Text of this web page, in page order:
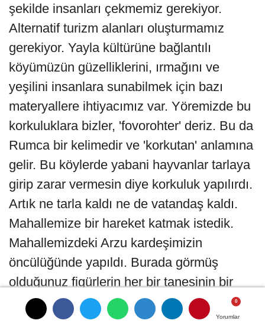
Yorumlar
Yorumlar
Yorumlar
şekilde insanları çekmemiz gerekiyor.
Alternatif turizm alanları oluşturmamız
gerekiyor. Yayla kültürüne bağlantılı
köyümüzün güzelliklerini, ırmağını ve
yeşilini insanlara sunabilmek için bazı
materyallere ihtiyacımız var. Yöremizde bu
korkuluklara bizler, 'fovorohter' deriz. Bu da
Rumca bir kelimedir ve 'korkutan' anlamına
gelir. Bu köylerde yabani hayvanlar tarlaya
girip zarar vermesin diye korkuluk yapılırdı.
Artık ne tarla kaldı ne de vatandaş kaldı.
Mahallemize bir hareket katmak istedik.
Mahallemizdeki Arzu kardeşimizin
öncülüğünde yapıldı. Burada görmüş
olduğunuz figürlerin her bir tanesinin bir
hikayesi var. Bunların hepsi köyde daha
önce yaşanmış olan kültürü canlandırıyor.